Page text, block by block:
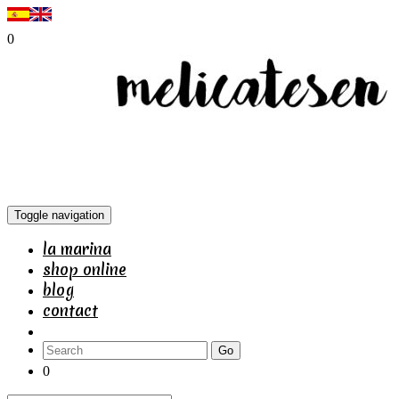
0
Toggle navigation
la marina
shop online
blog
contact
Go
0